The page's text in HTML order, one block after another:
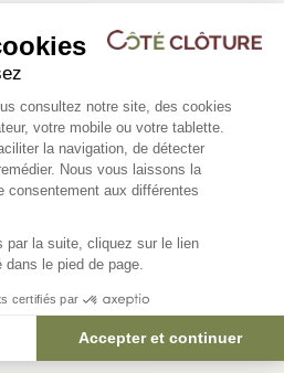
4/5
37 déclinaisons
Poteau pour grillage
WICLIP
31,50 €
du
consultez notre site, des cookies
votre mobile ou votre tablette.
la navigation, de détecter
Nous vous laissons la
consentement aux différentes
par la suite, cliquez sur le lien
le pied de page.
certifiés par
Accepter et continuer
consent